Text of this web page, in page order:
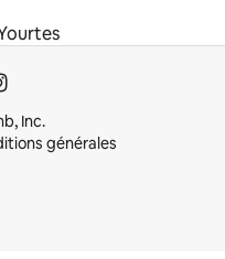
Inc.
générales